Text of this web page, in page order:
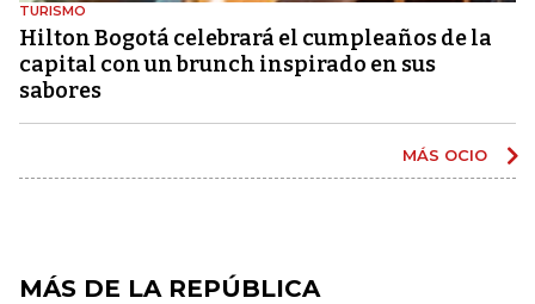
TURISMO
Hilton Bogotá celebrará el cumpleaños de la
capital con un brunch inspirado en sus
sabores
MÁS OCIO
MÁS DE LA REPÚBLICA